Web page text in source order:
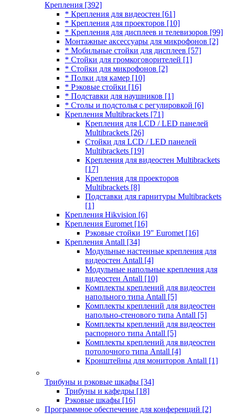
Крепления [392]
* Крепления для видеостен [61]
* Крепления для проекторов [10]
* Крепления для дисплеев и телевизоров [99]
Монтажные аксессуары для микрофонов [2]
* Мобильные стойки для дисплеев [57]
* Стойки для громкоговорителей [1]
* Стойки для микрофонов [2]
* Полки для камер [10]
* Рэковые стойки [16]
* Подставки для наушников [1]
* Столы и подстолья с регулировкой [6]
Крепления Multibrackets [71]
Крепления для LCD / LED панелей
Multibrackets [26]
Стойки для LCD / LED панелей
Multibrackets [19]
Крепления для видеостен Multibrackets
[17]
Крепления для проекторов
Multibrackets [8]
Подставки для гарнитуры Multibrackets
[1]
Крепления Hikvision [6]
Крепления Euromet [16]
Рэковые стойки 19" Euromet [16]
Крепления Antall [34]
Модульные настенные крепления для
видеостен Antall [4]
Модульные напольные крепления для
видеостен Antall [10]
Комплекты креплений для видеостен
напольного типа Antall [5]
Комплекты креплений для видеостен
напольно-стенового типа Antall [5]
Комплекты креплений для видеостен
распорного типа Antall [5]
Комплекты креплений для видеостен
потолочного типа Antall [4]
Кронштейны для мониторов Antall [1]
Трибуны и рэковые шкафы [34]
Трибуны и кафедры [18]
Рэковые шкафы [16]
Программное обеспечение для конференций [2]